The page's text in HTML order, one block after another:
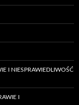
I NIESPRAWIEDLIWOŚĆ
I